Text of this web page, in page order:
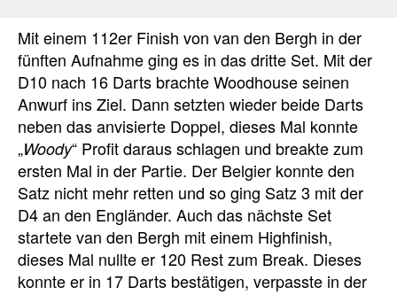
Mit einem 112er Finish von van den Bergh in der
fünften Aufnahme ging es in das dritte Set. Mit der
D10 nach 16 Darts brachte Woodhouse seinen
Anwurf ins Ziel. Dann setzten wieder beide Darts
neben das anvisierte Doppel, dieses Mal konnte
„Woody“ Profit daraus schlagen und breakte zum
ersten Mal in der Partie. Der Belgier konnte den
Satz nicht mehr retten und so ging Satz 3 mit der
D4 an den Engländer. Auch das nächste Set
startete van den Bergh mit einem Highfinish,
dieses Mal nullte er 120 Rest zum Break. Dieses
konnte er in 17 Darts bestätigen, verpasste in der